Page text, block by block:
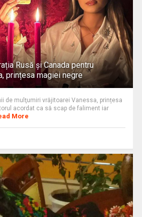
Rusă și Canada pentru
prințesa magiei negre
de mulţumiri vrăjitoarei Vanessa, prințesa
acordat ca să scap de faliment iar
More